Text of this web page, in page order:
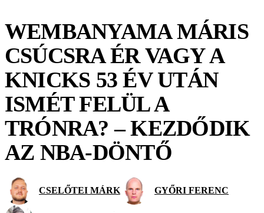
WEMBANYAMA MÁRIS
CSÚCSRA ÉR VAGY A
KNICKS 53 ÉV UTÁN
ISMÉT FELÜL A
TRÓNRA? – KEZDŐDIK
AZ NBA-DÖNTŐ
CSELŐTEI MÁRK GYŐRI FERENC